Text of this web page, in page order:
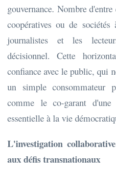
gouvernance. Nombre
coopératives ou de
journalistes et les
décisionnel. Cette
confiance avec le public, qui
un simple consommateur
comme le co-garant d'une
essentielle à la vie
L'investigation
aux défis transnationaux